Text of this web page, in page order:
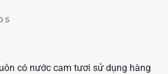
có nước cam tươi sử dụng hàng